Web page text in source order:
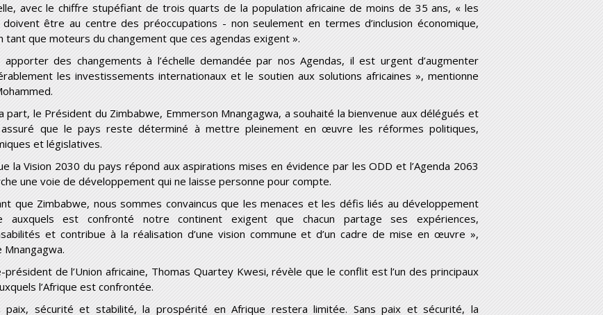
avec le chiffre stupéfiant de trois quarts de la population africaine de moins de 35 ans, « les
doivent être au centre des préoccupations - non seulement en termes d’inclusion économique,
tant que moteurs du changement que ces agendas exigent ».
apporter des changements à l’échelle demandée par nos Agendas, il est urgent d’augmenter
les investissements internationaux et le soutien aux solutions africaines », mentionne
part, le Président du Zimbabwe, Emmerson Mnangagwa, a souhaité la bienvenue aux délégués et
que le pays reste déterminé à mettre pleinement en œuvre les réformes politiques,
et législatives.
la Vision 2030 du pays répond aux aspirations mises en évidence par les ODD et l’Agenda 2063
une voie de développement qui ne laisse personne pour compte.
que Zimbabwe, nous sommes convaincus que les menaces et les défis liés au développement
auxquels est confronté notre continent exigent que chacun partage ses expériences,
et contribue à la réalisation d’une vision commune et d’un cadre de mise en œuvre »,
Mnangagwa.
président de l’Union africaine, Thomas Quartey Kwesi, révèle que le conflit est l’un des principaux
l’Afrique est confrontée.
paix, sécurité et stabilité, la prospérité en Afrique restera limitée. Sans paix et sécurité, la